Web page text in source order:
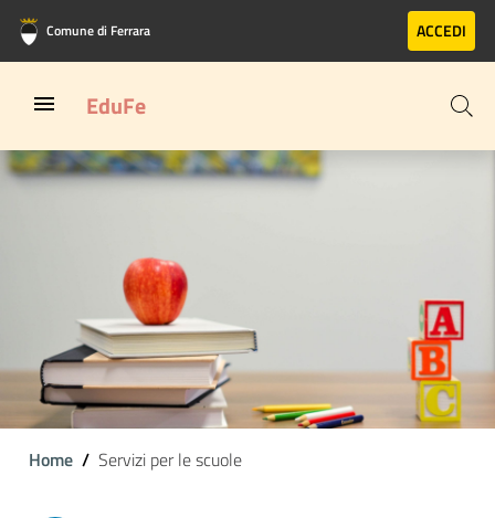
Vai al contenuto principale
Vai al footer
Comune di Ferrara ACCEDI
EduFe
Home Servizi per le scuole